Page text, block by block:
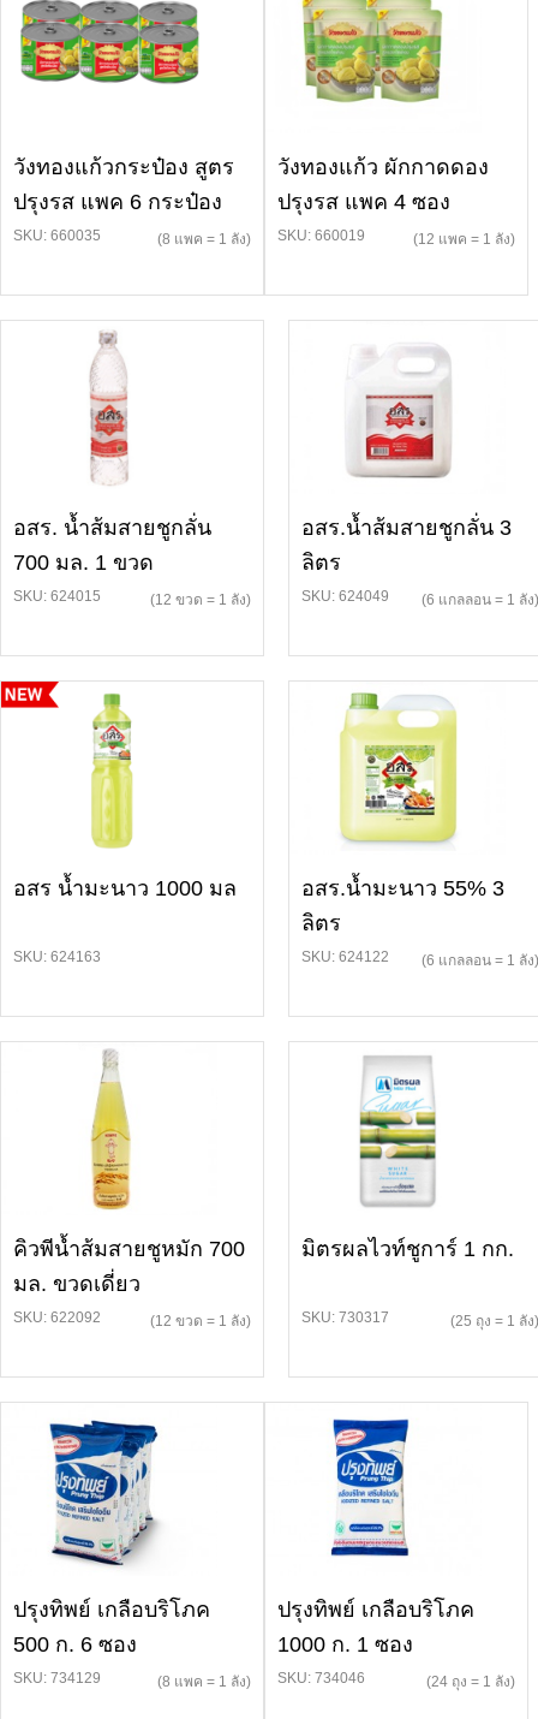
วังทองแก้วกระป๋อง สูตร
ปรุงรส แพค 6 กระป๋อง
SKU: 660035 (8 แพค = 1 ลัง)
วังทองแก้ว ผักกาดดอง
ปรุงรส แพค 4 ซอง
SKU: 660019 (12 แพค = 1 ลัง)
อสร. น้ำส้มสายชูกลั่น
700 มล. 1 ขวด
SKU: 624015 (12 ขวด = 1 ลัง)
อสร.น้ำส้มสายชูกลั่น 3
ลิตร
SKU: 624049 (6 แกลลอน = 1 ลัง)
อสร น้ำมะนาว 1000 มล
SKU: 624163
อสร.น้ำมะนาว 55% 3
ลิตร
SKU: 624122 (6 แกลลอน = 1 ลัง)
คิวพีน้ำส้มสายชูหมัก 700
มล. ขวดเดี่ยว
SKU: 622092 (12 ขวด = 1 ลัง)
มิตรผลไวท์ชูการ์ 1 กก.
SKU: 730317 (25 ถุง = 1 ลัง)
ปรุงทิพย์ เกลือบริโภค
500 ก. 6 ซอง
SKU: 734129 (8 แพค = 1 ลัง)
ปรุงทิพย์ เกลือบริโภค
1000 ก. 1 ซอง
SKU: 734046 (24 ถุง = 1 ลัง)